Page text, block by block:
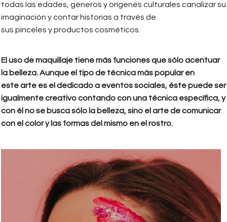
todas las edades, géneros y orígenes culturales canalizar su
imaginación y contar historias a través de
sus pinceles y productos cosméticos.
El uso de maquillaje tiene más funciones que sólo acentuar
la belleza. Aunque el tipo de técnica más popular en
este arte es el dedicado a eventos sociales, éste puede ser
igualmente creativo contando con una técnica específica, y
con él no se busca sólo la belleza, sino el arte de comunicar
con el color y las formas del mismo en el rostro.
maquillaje_artistico_2.jpeg